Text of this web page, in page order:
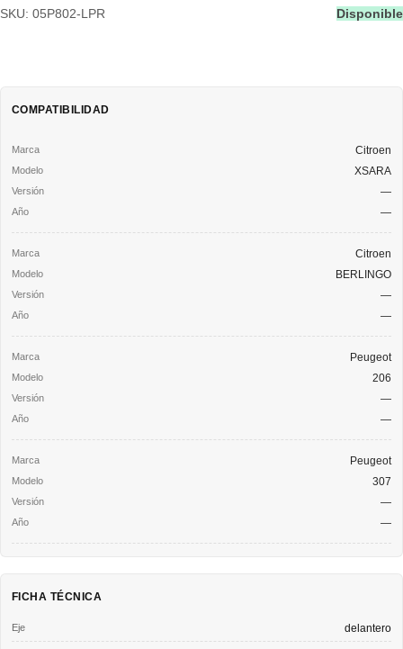
SKU: 05P802-LPR Disponible
COMPATIBILIDAD
Citroen
XSARA
—
—
Citroen
BERLINGO
—
—
Peugeot
206
—
—
Peugeot
307
—
—
FICHA TÉCNICA
Eje delantero